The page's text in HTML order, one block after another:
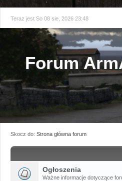
Teraz jest So 08 sie, 2026 23:48
Forum
Skocz do: Strona główna forum
Ogłoszenia
Ważne informacje dotyczące